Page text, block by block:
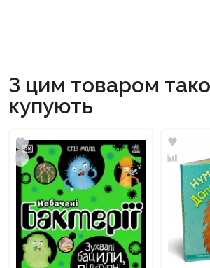
З цим товаром
купують